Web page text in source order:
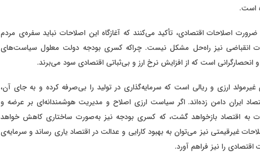
است.
اصلاحات اقتصادی، تأکید می‌کنند که آغازگاه این اصلاحات نباید سفره‌ی مردم
انقباضی نیز راه‌حل مشکل نیست. چراکه کسری بودجه دولت معلول سیاست‌های
انحصارگرانی است که از افزایش نرخ ارز و بی‌ثباتی اقتصادی سود می‌برند.
غیرمولد ارزی و ریالی است که سرمایه‌گذاری در تولید را بی‌صرفه کرده و به جای آن،
ایران دامن زده‌اند. اگر سیاست ارزی اصلاح و مدیریت هوشمندانه‌ای بر عرضه و
به اقتصاد بازخواهد گشت، که کسری بودجه نیز به‌صورت ساختاری کاهش خواهد
غیرقیمتی نیز می‌توان به بهبود کارایی و عدالت در اقتصاد یاری رساند و سرمایه‌ی
اقتصادی را نیز فراهم آورد.